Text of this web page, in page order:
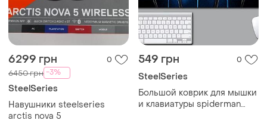
6299 грн 0
6450 грн -3%
SteelSeries
Навушники steelseries
arctis nova 5
549 грн 0
SteelSeries
Большой коврик для мышки
и клавиатуры spiderman